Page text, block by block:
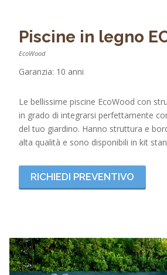
Piscine in legno
EcoWood
Garanzia: 10 anni
Le bellissime piscine EcoWood con
in grado di integrarsi perfettamente
del tuo giardino. Hanno struttura e
alta qualità e sono disponibili in kit
RICHIEDI PREVENTIVO